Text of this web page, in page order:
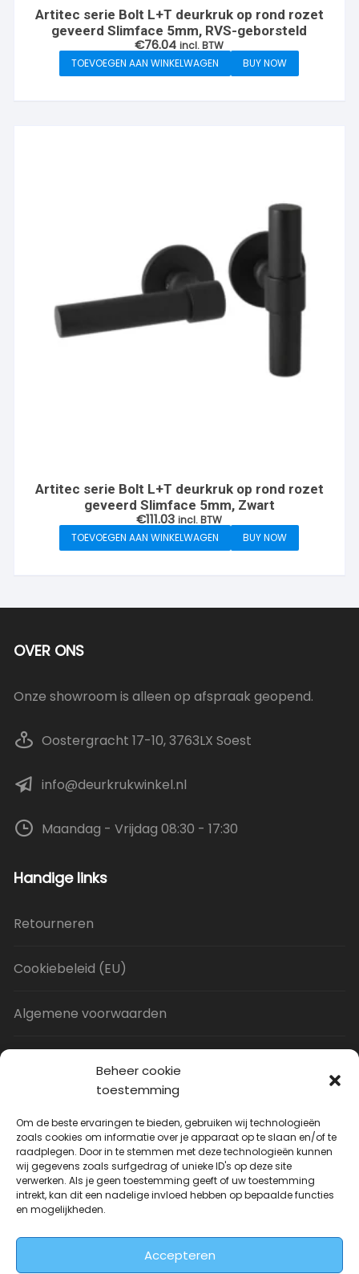
Beheer cookie
toestemming
Om de beste ervaringen te bieden, gebruiken wij technologieën
zoals cookies om informatie over je apparaat op te slaan en/of te
raadplegen. Door in te stemmen met deze technologieën kunnen
wij gegevens zoals surfgedrag of unieke ID's op deze site
verwerken. Als je geen toestemming geeft of uw toestemming
intrekt, kan dit een nadelige invloed hebben op bepaalde functies
en mogelijkheden.
Accepteren
Artitec serie Bolt L+T deurkruk op rond rozet
geveerd Slimface 5mm, RVS-geborsteld
€76.04 incl. BTW
TOEVOEGEN AAN WINKELWAGEN
BUY NOW
Artitec serie Bolt L+T deurkruk op rond rozet
geveerd Slimface 5mm, Zwart
€111.03 incl. BTW
TOEVOEGEN AAN WINKELWAGEN
BUY NOW
OVER ONS
Onze showroom is alleen op afspraak geopend.
Oostergracht 17-10, 3763LX Soest
info@deurkrukwinkel.nl
Maandag - Vrijdag 08:30 - 17:30
Handige links
Retourneren
Cookiebeleid (EU)
Algemene voorwaarden
Uitverkoop
JNF Deurklink gebogen 16mm
prijs
was:
prijs
is: